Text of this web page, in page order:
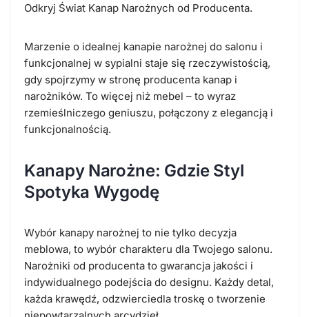
Odkryj Świat Kanap Narożnych od Producenta.
Marzenie o idealnej kanapie narożnej do salonu i
funkcjonalnej w sypialni staje się rzeczywistością,
gdy spojrzymy w stronę producenta kanap i
narożników. To więcej niż mebel – to wyraz
rzemieślniczego geniuszu, połączony z elegancją i
funkcjonalnością.
Kanapy Narożne: Gdzie Styl
Spotyka Wygodę
Wybór kanapy narożnej to nie tylko decyzja
meblowa, to wybór charakteru dla Twojego salonu.
Narożniki od producenta to gwarancja jakości i
indywidualnego podejścia do designu. Każdy detal,
każda krawędź, odzwierciedla troskę o tworzenie